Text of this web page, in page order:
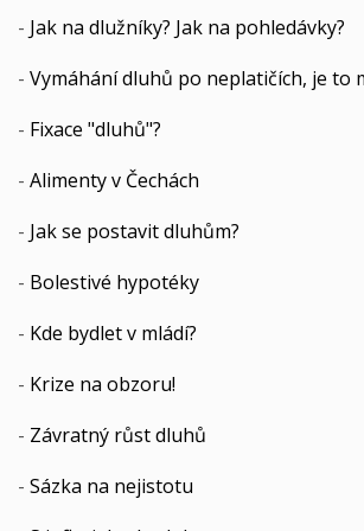
- Jak na dlužníky? Jak na pohledávky?
- Vymáhání dluhů po neplatičích, je to
- Fixace "dluhů"?
- Alimenty v Čechách
- Jak se postavit dluhům?
- Bolestivé hypotéky
- Kde bydlet v mládí?
- Krize na obzoru!
- Závratný růst dluhů
- Sázka na nejistotu